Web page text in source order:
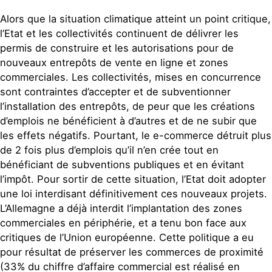
La politique de réemploi et de
recyclage du textile et des produits
électroniques reste peu ambitieuse
avecl’absence d’obligation de
réincorporer des matières recyclées
dans les produits neufs. Le réemploi
et la location de vêtements ainsi que
la lutte contre l’obsolescence
programmée et le matraquage
publicitaire permettraient de
satisfaire la demande des
consommateurs tout en baissant la
production.Aujourd’hui les
consommateurs ne portent qu’un tiers
de leurs vêtements en moyenne et qui
doivent remplacer leurs appareils
électroniques conçus pour durer
moins longtemps.
continuer de pénétrer le marché
français. Cela aggravera le
changement climatique tout en
détruisant encore d’avantage d’emplois
en France.
Alors que la situation climatique atteint un point critique,
l’Etat et les collectivités continuent de délivrer les
permis de construire et les autorisations pour de
nouveaux entrepôts de vente en ligne et zones
commerciales. Les collectivités, mises en concurrence
sont contraintes d’accepter et de subventionner
l’installation des entrepôts, de peur que les créations
d’emplois ne bénéficient à d’autres et de ne subir que
les effets négatifs. Pourtant, le e-commerce détruit plus
de 2 fois plus d’emplois qu’il n’en crée tout en
bénéficiant de subventions publiques et en évitant
l’impôt. Pour sortir de cette situation, l’Etat doit adopter
une loi interdisant définitivement ces nouveaux projets.
L’Allemagne a déjà interdit l’implantation des zones
commerciales en périphérie, et a tenu bon face aux
critiques de l’Union européenne. Cette politique a eu
pour résultat de préserver les commerces de proximité
(33% du chiffre d’affaire commercial est réalisé en